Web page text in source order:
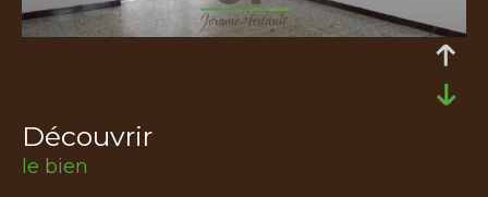
découvrir
le bien